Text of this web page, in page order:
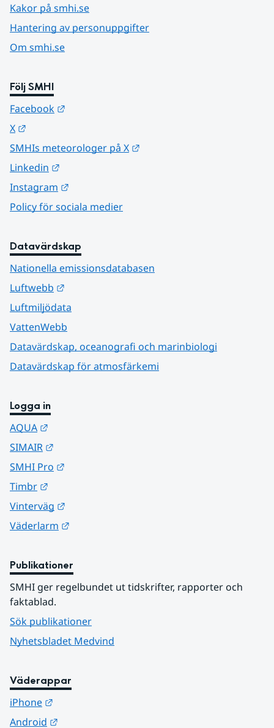
Kakor på smhi.se
Hantering av personuppgifter
Om smhi.se
Följ SMHI
Facebook
X
SMHIs meteorologer på X
Linkedin
Instagram
Policy för sociala medier
Datavärdskap
Nationella emissionsdatabasen
Luftwebb
Luftmiljödata
VattenWebb
Datavärdskap, oceanografi och marinbiologi
Datavärdskap för atmosfärkemi
Logga in
AQUA
SIMAIR
SMHI Pro
Timbr
Vinterväg
Väderlarm
Publikationer
SMHI ger regelbundet ut tidskrifter, rapporter och
faktablad.
Sök publikationer
Nyhetsbladet Medvind
Väderappar
iPhone
Android